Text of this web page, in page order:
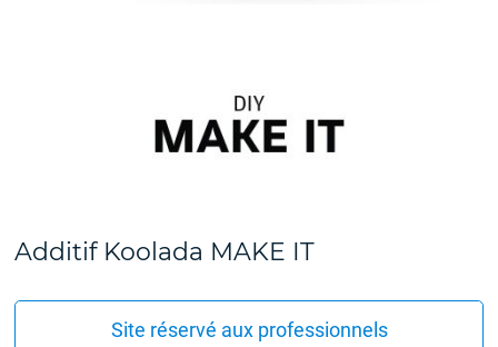
Additif Koolada MAKE IT
Site réservé aux professionnels